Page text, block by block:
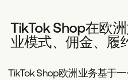
TikTok Shop在欧
业模式、佣金、履
TikTok Shop欧洲业务基于